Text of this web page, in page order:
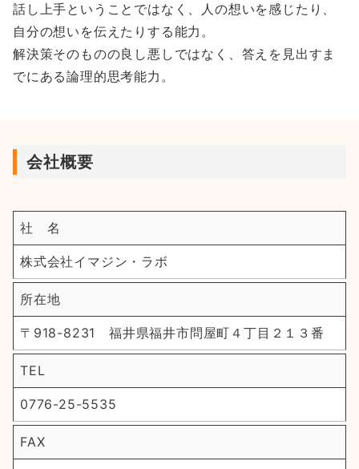
話し上手ということではなく、人の想いを感じたり、
自分の想いを伝えたりする能力。
解決策そのものの良し悪しではなく、答えを見出すま
でにある論理的思考能力。
会社概要
社 名
株式会社イマジン・ラボ
所在地
〒918-8231 福井県福井市問屋町４丁目２１３番
TEL
0776-25-5535
FAX